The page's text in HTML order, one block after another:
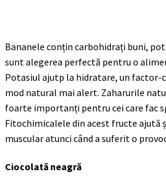
Bananele conțin carbohidrați buni,
sunt alegerea perfectă pentru o
Potasiul ajutp la hidratare, un factor-
mod natural mai alert. Zaharurile
foarte importanți pentru cei care fac
Fitochimicalele din acest fructe ajută
muscular atunci când a suferit o
Ciocolată neagră